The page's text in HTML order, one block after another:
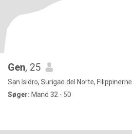
Gen, 25
San Isidro, Surigao del Norte, Filippinerne
Søger: Mand 32 - 50